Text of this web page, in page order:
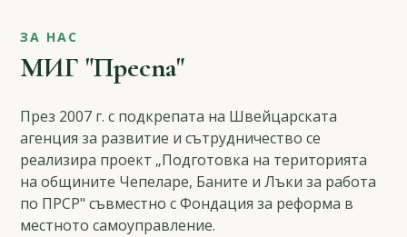
ЗА НАС
МИГ "Преспа"
През 2007 г. с подкрепата на Швейцарската
агенция за развитие и сътрудничество се
реализира проект „Подготовка на територията
на общините Чепеларе, Баните и Лъки за работа
по ПРСР" съвместно с Фондация за реформа в
местното самоуправление.